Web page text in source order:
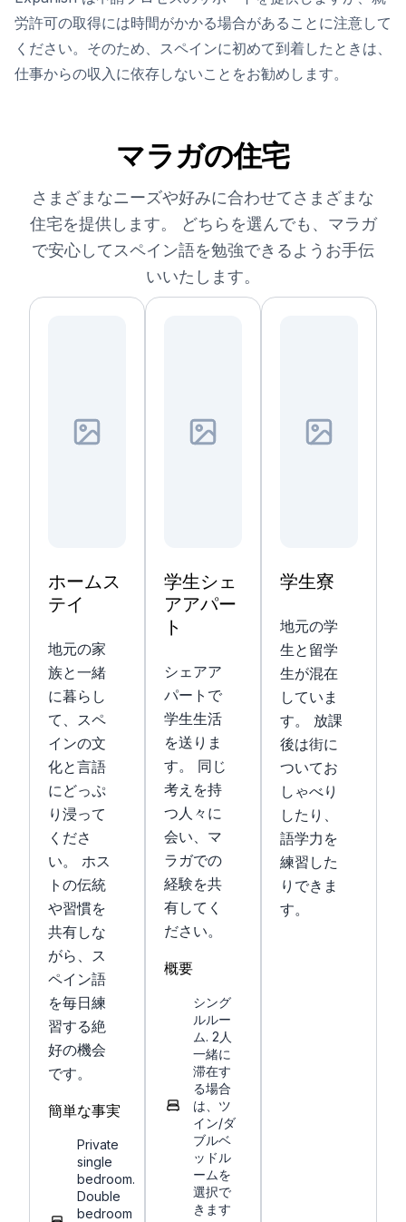
労許可の取得には時間がかかる場合があることに注意して
ください。そのため、スペインに初めて到着したときは、
仕事からの収入に依存しないことをお勧めします。
マラガの住宅
さまざまなニーズや好みに合わせてさまざまな
住宅を提供します。 どちらを選んでも、マラガ
で安心してスペイン語を勉強できるようお手伝
いいたします。
ホームス
テイ
地元の家
族と一緒
に暮らし
て、スペ
インの文
化と言語
にどっぷ
り浸って
くださ
い。 ホス
トの伝統
や習慣を
共有しな
がら、ス
ペイン語
を毎日練
習する絶
好の機会
です。
簡単な事実
Private
single
bedroom.
Double
bedroom
学生シェ
アアパー
ト
シェアア
パートで
学生生活
を送りま
す。 同じ
考えを持
つ人々に
会い、マ
ラガでの
経験を共
有してく
ださい。
概要
シング
ルルー
ム. 2人
一緒に
滞在す
る場合
は、ツ
イン/ダ
ブルベ
ッドル
ームを
選択で
きます
学生寮
地元の学
生と留学
生が混在
していま
す。 放課
後は街に
ついてお
しゃべり
したり、
語学力を
練習した
りできま
す。